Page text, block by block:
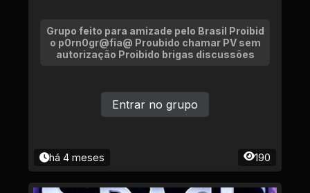
Grupo feito para amizade pelo Brasil Proibid
o p0rn0gr@fia@ Proubido chamar PV sem
autorização Proibido brigas discussões
há 4 meses 190
Entrar no grupo